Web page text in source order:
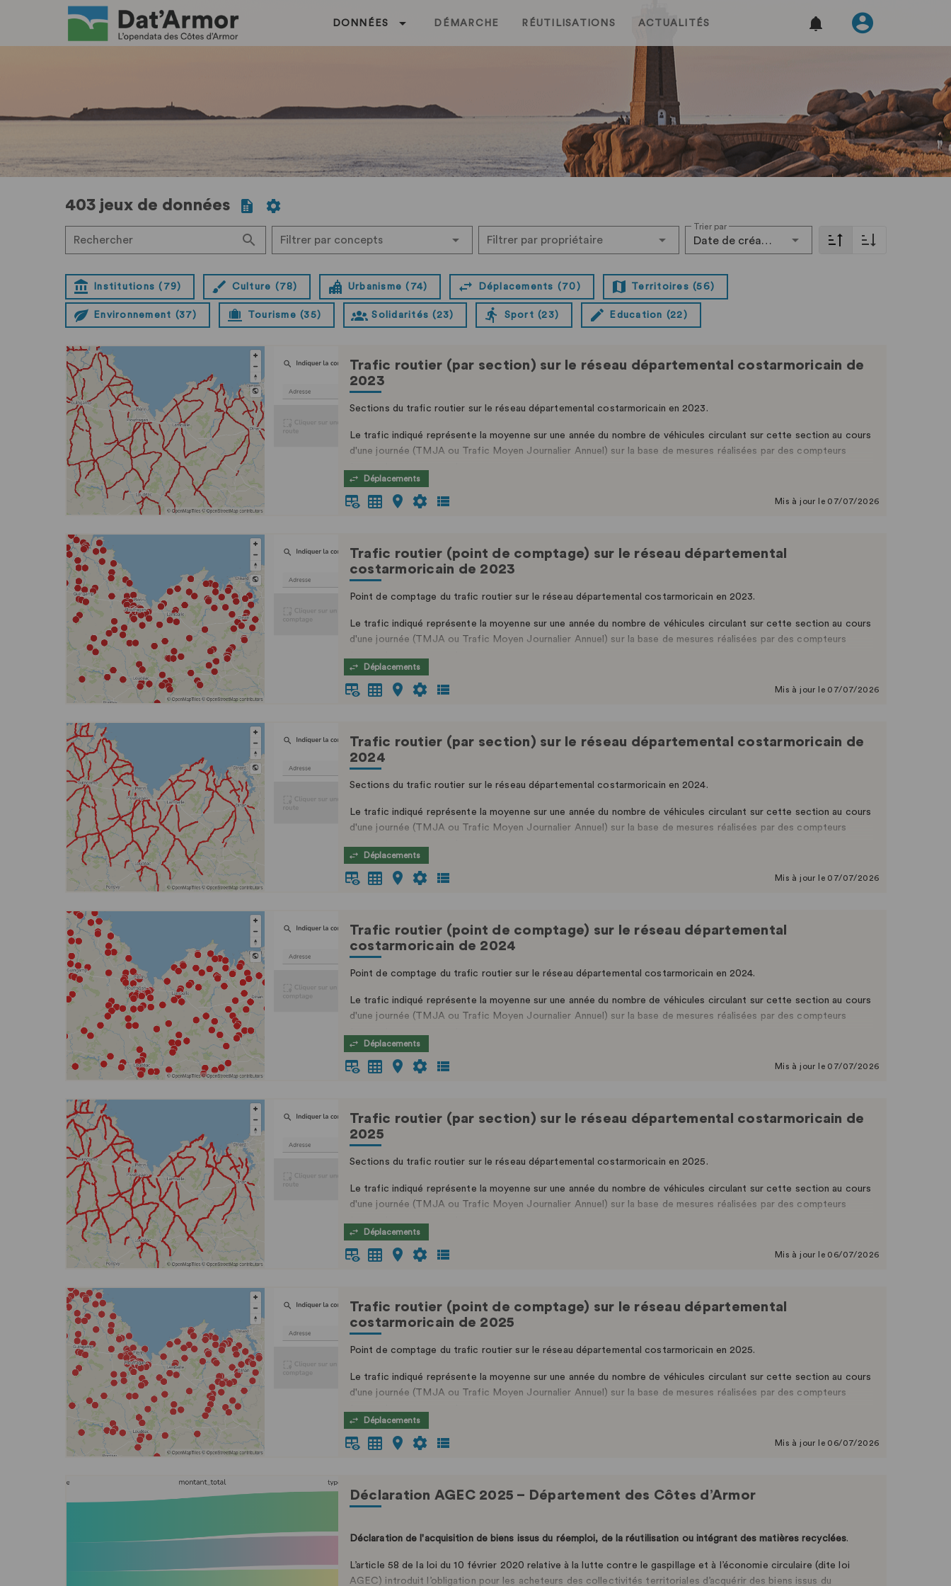
DONNÉES DÉMARCHE RÉUTILISATIONS ACTUALITÉS
403 jeux de données
Rechercher Filtrer par concepts Filtrer par propriétaire
Trier par
Date de création
Institutions (79) Culture (78) Urbanisme (74) Déplacements (70) Territoires (56)
Environnement (37) Tourisme (35) Solidarités (23) Sport (23) Education (22)
Trafic routier (par section) sur le réseau départemental costarmoricain de
2023
Sections du trafic routier sur le réseau départemental costarmoricain en 2023.
Le trafic indiqué représente la moyenne sur une année du nombre de véhicules circulant sur cette section au cours
d'une journée (TMJA ou Trafic Moyen Journalier Annuel) sur la base de mesures réalisées par des compteurs
Déplacements
Mis à jour le 07/07/2026
Trafic routier (point de comptage) sur le réseau départemental
costarmoricain de 2023
Point de comptage du trafic routier sur le réseau départemental costarmoricain en 2023.
Le trafic indiqué représente la moyenne sur une année du nombre de véhicules circulant sur cette section au cours
d'une journée (TMJA ou Trafic Moyen Journalier Annuel) sur la base de mesures réalisées par des compteurs
Celles réalisées à l’aide de compteurs exceptionnels sont données à titre indicatif.
Déplacements
Mis à jour le 07/07/2026
Trafic routier (par section) sur le réseau départemental costarmoricain de
2024
Sections du trafic routier sur le réseau départemental costarmoricain en 2024.
Le trafic indiqué représente la moyenne sur une année du nombre de véhicules circulant sur cette section au cours
d'une journée (TMJA ou Trafic Moyen Journalier Annuel) sur la base de mesures réalisées par des compteurs
Déplacements
Mis à jour le 07/07/2026
Trafic routier (point de comptage) sur le réseau départemental
costarmoricain de 2024
Point de comptage du trafic routier sur le réseau départemental costarmoricain en 2024.
Le trafic indiqué représente la moyenne sur une année du nombre de véhicules circulant sur cette section au cours
d'une journée (TMJA ou Trafic Moyen Journalier Annuel) sur la base de mesures réalisées par des compteurs
Celles réalisées à l’aide de compteurs exceptionnels sont données à titre indicatif.
Déplacements
Mis à jour le 07/07/2026
Trafic routier (par section) sur le réseau départemental costarmoricain de
2025
Sections du trafic routier sur le réseau départemental costarmoricain en 2025.
Le trafic indiqué représente la moyenne sur une année du nombre de véhicules circulant sur cette section au cours
d'une journée (TMJA ou Trafic Moyen Journalier Annuel) sur la base de mesures réalisées par des compteurs
Déplacements
Mis à jour le 06/07/2026
Trafic routier (point de comptage) sur le réseau départemental
costarmoricain de 2025
Point de comptage du trafic routier sur le réseau départemental costarmoricain en 2025.
Le trafic indiqué représente la moyenne sur une année du nombre de véhicules circulant sur cette section au cours
d'une journée (TMJA ou Trafic Moyen Journalier Annuel) sur la base de mesures réalisées par des compteurs
Celles réalisées à l’aide de compteurs exceptionnels sont données à titre indicatif.
Déplacements
Mis à jour le 06/07/2026
Déclaration AGEC 2025 – Département des Côtes d’Armor
Déclaration de l'acquisition de biens issus du réemploi, de la réutilisation ou intégrant des matières recyclées.
L’article 58 de la loi du 10 février 2020 relative à la lutte contre le gaspillage et à l’économie circulaire (dite loi
AGEC) introduit l’obligation pour les acheteurs des collectivités territoriales d’acquérir des biens issus du